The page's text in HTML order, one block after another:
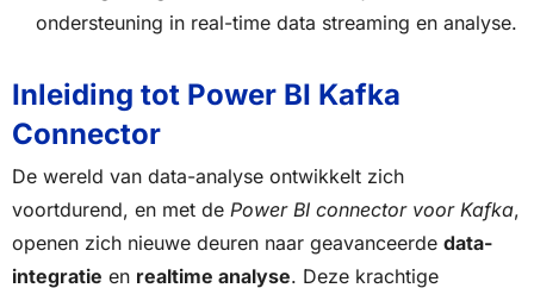
ondersteuning in real-time data streaming en analyse.
Inleiding tot Power BI Kafka
Connector
De wereld van data-analyse ontwikkelt zich
voortdurend, en met de Power BI connector voor Kafka,
openen zich nieuwe deuren naar geavanceerde data-
integratie en realtime analyse. Deze krachtige